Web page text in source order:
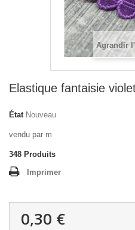
Agrandir
Elastique fantaisie
État Nouveau
vendu par m
348 Produits
Imprimer
0,30 €